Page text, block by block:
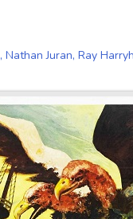
, Nathan Juran, Ray